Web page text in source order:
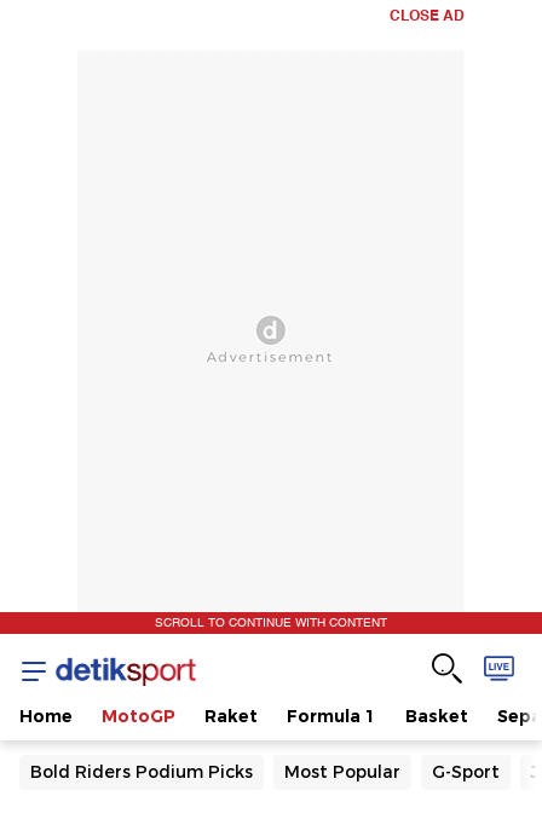
CLOSE AD
SCROLL TO CONTINUE WITH CONTENT
Home MotoGP Raket Formula 1 Basket
Bold Riders Podium Picks Most Popular G-Sport